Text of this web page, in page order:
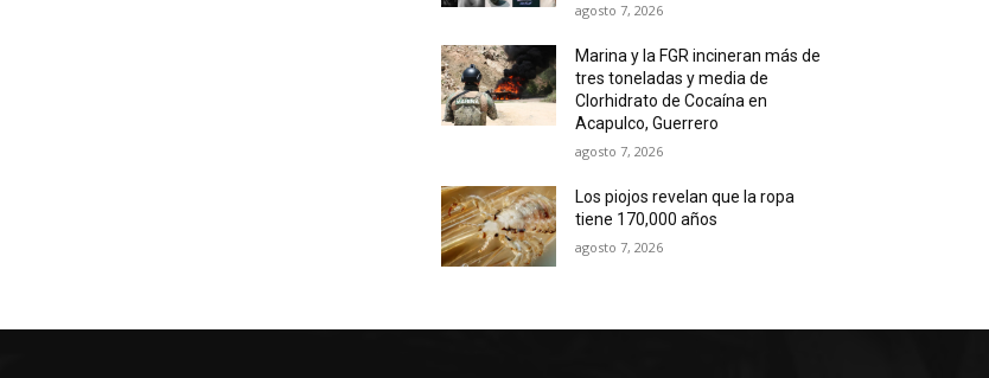
agosto 7, 2026
Marina y la FGR incineran más de
tres toneladas y media de
Clorhidrato de Cocaína en
Acapulco, Guerrero
agosto 7, 2026
Los piojos revelan que la ropa
tiene 170,000 años
agosto 7, 2026